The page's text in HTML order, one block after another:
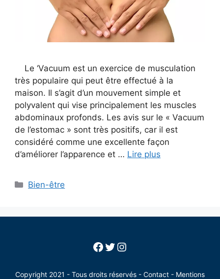
Le ‘Vacuum est un exercice de musculation
très populaire qui peut être effectué à la
maison. Il s’agit d’un mouvement simple et
polyvalent qui vise principalement les muscles
abdominaux profonds. Les avis sur le « Vacuum
de l’estomac » sont très positifs, car il est
considéré comme une excellente façon
d’améliorer l’apparence et … Lire plus
Categories
Bien-être
Facebook
Twitter
Instagram
Copyright 2021 - Tous droits réservés - Contact - Mentions